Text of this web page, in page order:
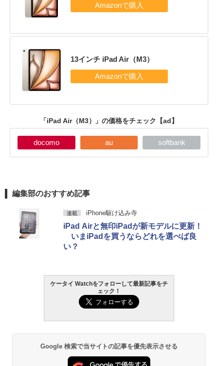
13インチ iPad Air（M3）
「iPad Air（M3）」の価格をチェック 【ad】
docomo au softbank
編集部のおすすめ記事
連載 iPhone駆け込み寺
iPad Airと無印iPadが新モデルに更新！
いまiPadを買うならどれを選べば良
い？
ケータイ Watchをフォローして最新記事をチ
ェック！
Google 検索で当サイトの記事を優先表示させる